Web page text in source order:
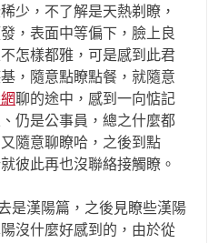
少，不了解是天熱剃瞭，
，表面中等偏下，臉上良
怎樣都雅，可是感到此君
，隨意點瞭點餐，就隨意
聊的途中，感到一向惦記
仍是公事員，總之什麼都
隨意聊瞭哈，之後到點
彼此再也沒聯絡接觸瞭。
漢陽篇，之後見瞭些漢陽
沒什麼好感到的，由於從